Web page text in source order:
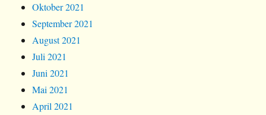
Oktober 2021
September 2021
August 2021
Juli 2021
Juni 2021
Mai 2021
April 2021